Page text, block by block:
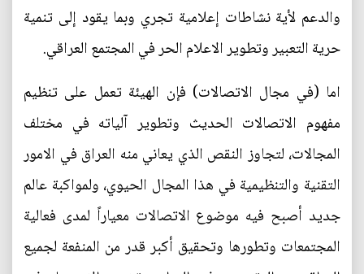
والدعم لأية نشاطات إعلامية تجري وبما يقود إلى تنمية
حرية التعبير وتطوير الاعلام الحر في المجتمع العراقي.
اما (في مجال الاتصالات) فإن الهيئة تعمل على تنظيم
مفهوم الاتصالات الحديث وتطوير آلياته في مختلف
المجالات، لتجاوز النقص الذي يعاني منه العراق في الامور
التقنية والتنظيمية في هذا المجال الحيوي، ولمواكبة عالم
جديد أصبح فيه موضوع الاتصالات معياراً لمدى فعالية
المجتمعات وتطورها وتحقيق أكبر قدر من المنفعة لجميع